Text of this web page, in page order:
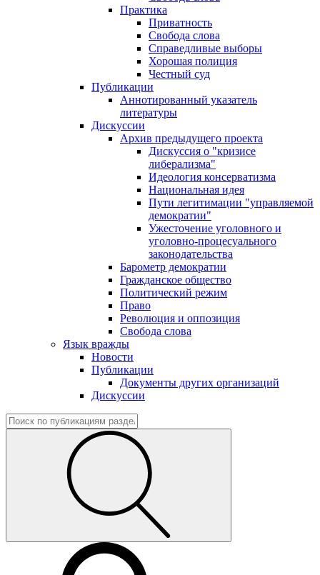
Практика
Приватность
Свобода слова
Справедливые выборы
Хорошая полиция
Честный суд
Публикации
Аннотированный указатель
литературы
Дискуссии
Архив предыдущего проекта
Дискуссия о "кризисе
либерализма"
Идеология консерватизма
Национальная идея
Пути легитимации "управляемой
демократии"
Ужесточение уголовного и
уголовно-процесуального
законодательства
Барометр демократии
Гражданское общество
Политический режим
Право
Революция и оппозиция
Свобода слова
Язык вражды
Новости
Публикации
Документы других организаций
Дискуссии